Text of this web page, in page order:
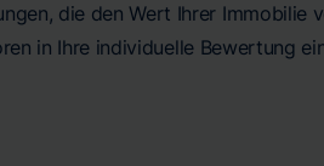
die den Wert Ihrer Immobilie
in Ihre individuelle Bewertung